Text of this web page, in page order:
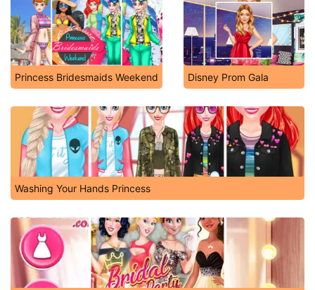
Princess Bridesmaids Weekend Disney Prom Gala
Washing Your Hands Princess